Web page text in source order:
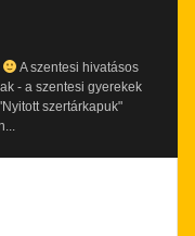
A szentesi hivatásos
- a szentesi gyerekek
szertárkapuk"